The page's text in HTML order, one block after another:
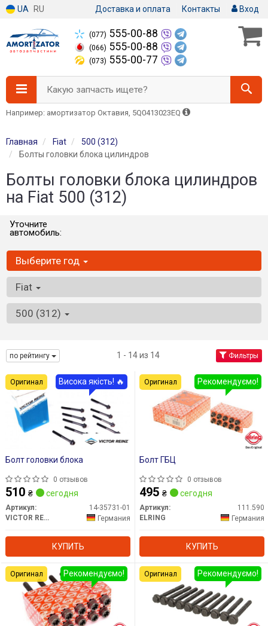
UA RU Доставка и оплата Контакты Вход
(077) 555-00-88
(066) 555-00-88
(073) 555-00-77
Какую запчасть ищете?
Например: амортизатор Октавия, 5Q0413023EQ
Главная Fiat
500 (312)
Болты головки блока цилиндров
Болты головки блока цилиндров
на Fiat 500 (312)
Уточните
автомобиль:
Выберите год
Fiat
500 (312)
по рейтингу 1 - 14 из 14 Фильтры
Болт головки блока
0 отзывов
510 ₴ сегодня
Артикул:
14-35731-01
VICTOR REINZ
Германия
КУПИТЬ
Висока якість! 🔥
Оригинал
Болт ГБЦ
0 отзывов
495 ₴ сегодня
Артикул:
111.590
ELRING
Германия
КУПИТЬ
Рекомендуємо!
Оригинал
Рекомендуємо!
Оригинал Рекомендуємо!
Оригинал